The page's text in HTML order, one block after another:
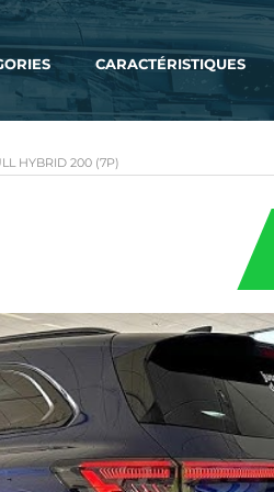
CARACTÉRISTIQUES
HYBRID 200 (7P)